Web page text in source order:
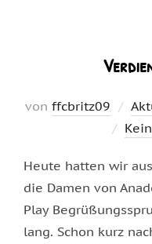
von ffcbritz09
Heute hatten wir
die Damen von
Play
lang. Schon kurz